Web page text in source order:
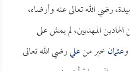
رضي الله تعالى عنه وأرضاه،
المهديين، لم يمش على
وعثمانخير منعليرضي الله تعالى